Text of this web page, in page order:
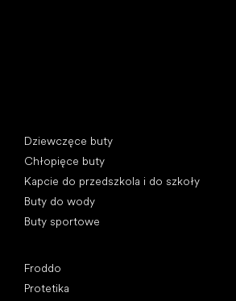
Dziewczęce buty
Chłopięce buty
Kapcie do przedszkola i do szkoły
Buty do wody
Buty sportowe
Froddo
Protetika